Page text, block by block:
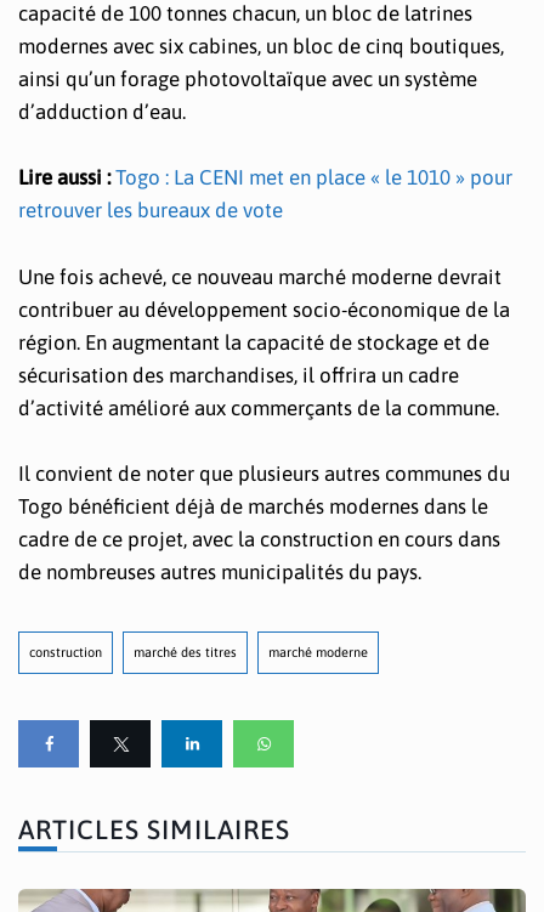
capacité de 100 tonnes chacun, un bloc de latrines
modernes avec six cabines, un bloc de cinq boutiques,
ainsi qu’un forage photovoltaïque avec un système
d’adduction d’eau.
Lire aussi : Togo : La CENI met en place « le 1010 » pour
retrouver les bureaux de vote
Une fois achevé, ce nouveau marché moderne devrait
contribuer au développement socio-économique de la
région. En augmentant la capacité de stockage et de
sécurisation des marchandises, il offrira un cadre
d’activité amélioré aux commerçants de la commune.
Il convient de noter que plusieurs autres communes du
Togo bénéficient déjà de marchés modernes dans le
cadre de ce projet, avec la construction en cours dans
de nombreuses autres municipalités du pays.
construction marché des titres marché moderne
ARTICLES SIMILAIRES